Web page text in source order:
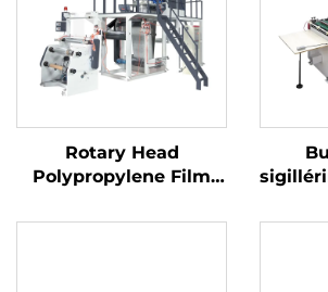
Rotary Head
Polypropylene Film